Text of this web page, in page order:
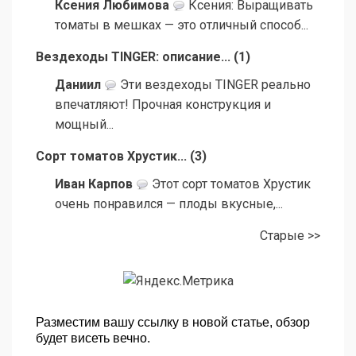
Ксения Любимова
Ксения: Выращивать
томаты в мешках — это отличный способ...
Вездеходы TINGER: описание... (1 )
Даниил
Эти вездеходы TINGER реально
впечатляют! Прочная конструкция и
мощный...
Сорт томатов Хрустик... (3)
Иван Карпов
Этот сорт томатов Хрустик
очень понравился — плоды вкусные,...
Старые >>
Разместим вашу ссылку в новой статье, обзор
будет висеть вечно.